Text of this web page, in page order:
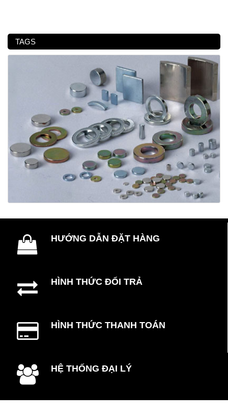
TAGS
HƯỚNG DẪN ĐẶT HÀNG
HÌNH THỨC ĐỔI TRẢ
HÌNH THỨC THANH TOÁN
HỆ THỐNG ĐẠI LÝ